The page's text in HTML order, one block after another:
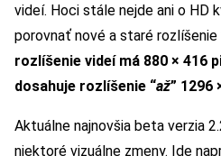
videí. Hoci stále nejde ani o HD
porovnať nové a staré rozlíšenie
rozlíšenie videí má 880 × 416
dosahuje rozlíšenie “až” 1296
Aktuálne najnovšia beta verzia
niektoré vizuálne zmeny. Ide